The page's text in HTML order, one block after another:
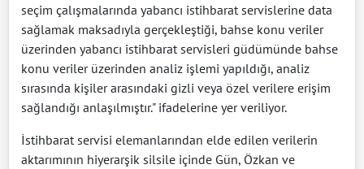
seçim çalışmalarında yabancı istihbarat servislerine data
sağlamak maksadıyla gerçekleştiği, bahse konu veriler
üzerinden yabancı istihbarat servisleri güdümünde bahse
konu veriler üzerinden analiz işlemi yapıldığı, analiz
sırasında kişiler arasındaki gizli veya özel verilere erişim
sağlandığı anlaşılmıştır." ifadelerine yer veriliyor.
İstihbarat servisi elemanlarından elde edilen verilerin
aktarımının hiyerarşik silsile içinde Gün, Özkan ve